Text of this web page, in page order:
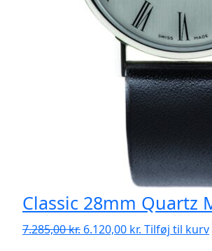
Classic 28mm Quartz
7.285,00kr. Den
6.120,00 kr. Den
Tilføj til kurv